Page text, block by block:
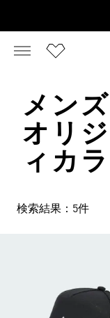
メン
オリ
ィカ
検索結果：5件